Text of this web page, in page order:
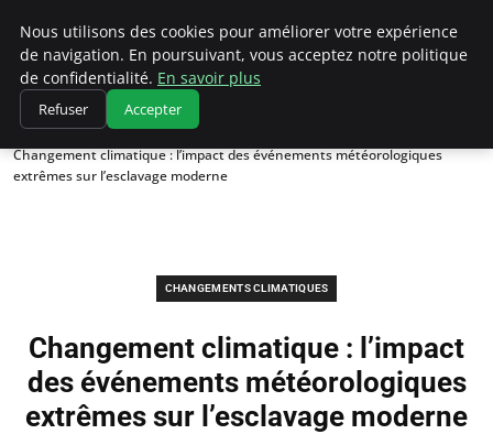
Climatedebtagents
Accueil
Changements climatiques
Changement climatique : l’impact des événements météorologiques
extrêmes sur l’esclavage moderne
CHANGEMENTS CLIMATIQUES
Changement climatique : l’impact
des événements météorologiques
extrêmes sur l’esclavage moderne
Nous utilisons des cookies pour améliorer votre expérience
de navigation. En poursuivant, vous acceptez notre politique
de confidentialité. En savoir plus
Refuser Accepter